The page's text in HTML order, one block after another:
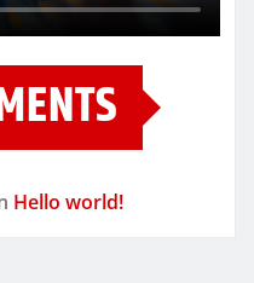
Hello world!